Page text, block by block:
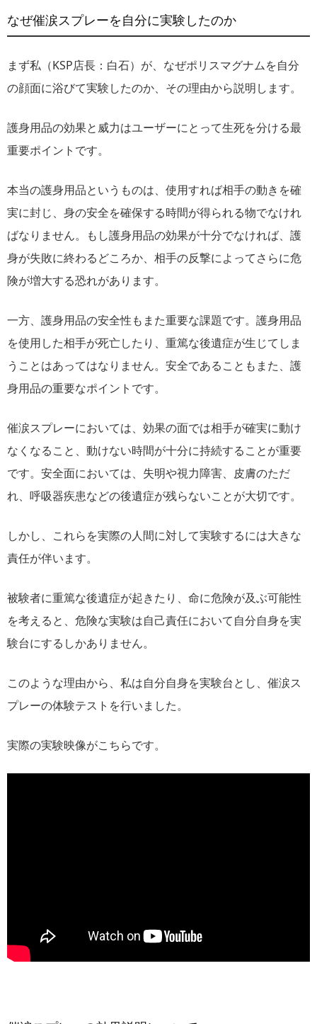
なぜ催涙スプレーを自分に実験したのか
まず私（KSP店長：白石）が、なぜポリスマグナムを自分
の顔面に浴びて実験したのか、その理由から説明します。
護身用品の効果と威力はユーザーにとって生死を分ける最
重要ポイントです。
本当の護身用品というものは、使用すれば相手の動きを確
実に封じ、身の安全を確保する時間が得られる物でなけれ
ばなりません。もし護身用品の効果が十分でなければ、護
身が失敗に終わるどころか、相手の反撃によってさらに危
険が増大する恐れがあります。
一方、護身用品の安全性もまた重要な課題です。護身用品
を使用した相手が死亡したり、重篤な後遺症が生じてしま
うことはあってはなりません。安全であることもまた、護
身用品の重要なポイントです。
催涙スプレーにおいては、効果の面では相手が確実に動け
なくなること、動けない時間が十分に持続することが重要
です。安全面においては、失明や視力障害、皮膚のただ
れ、呼吸器疾患などの後遺症が残らないことが大切です。
しかし、これらを実際の人間に対して実験するには大きな
責任が伴います。
被験者に重篤な後遺症が起きたり、命に危険が及ぶ可能性
を考えると、危険な実験は自己責任において自分自身を実
験台にするしかありません。
このような理由から、私は自分自身を実験台とし、催涙ス
プレーの体験テストを行いました。
実際の実験映像がこちらです。